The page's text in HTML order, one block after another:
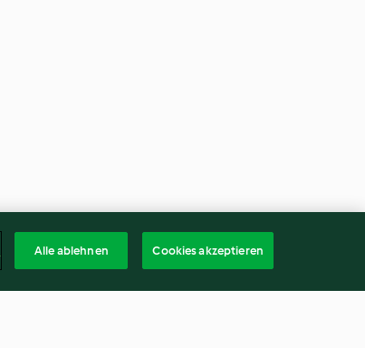
Alle ablehnen Cookies akzeptieren